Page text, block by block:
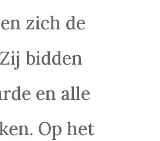
zich de
bidden
en alle
Op het